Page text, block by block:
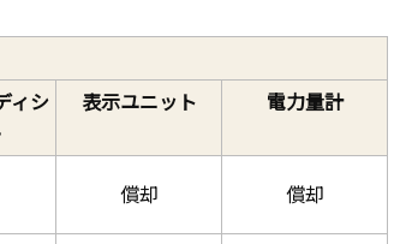
ィシ
表示ユニット 電力量計
償却 償却